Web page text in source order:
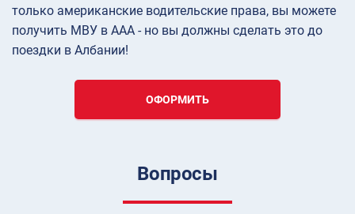
только американские водительские права, вы можете
получить МВУ в AAA - но вы должны сделать это до
поездки в Албании!
ОФОРМИТЬ
Вопросы